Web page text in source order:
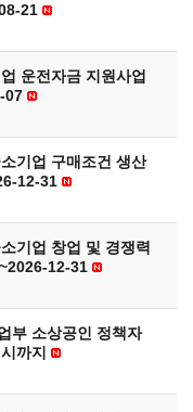
21
운전자금 지원사업
07
기업 구매조건 생산
12-31
기업 창업 및 경쟁력
12-31
부 소상공인 정책자
까지